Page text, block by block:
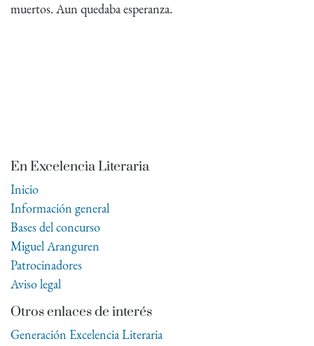
muertos. Aun quedaba esperanza.
En Excelencia Literaria
Inicio
Información general
Bases del concurso
Miguel Aranguren
Patrocinadores
Aviso legal
Otros enlaces de interés
Generación Excelencia Literaria